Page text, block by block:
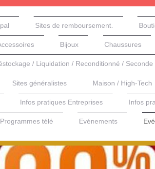
Sites de remboursement.
Bijoux Chaussures
/ Liquidation / Reconditionné / Seconde
Sites généralistes Maison / High-Tech
Infos pratiques Entreprises Infos
Programmes télé Evénements